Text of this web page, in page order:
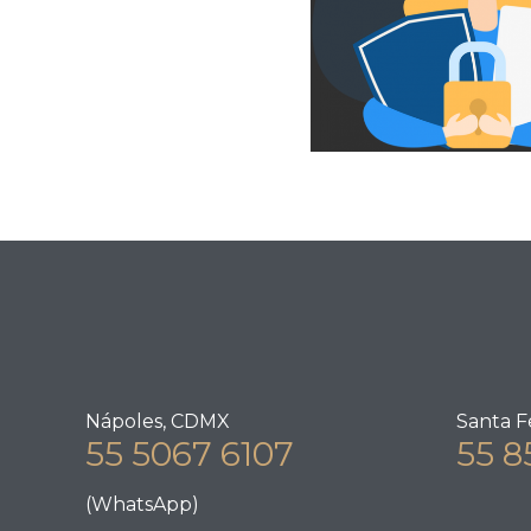
Nápoles, CDMX
55 5067 6107
(WhatsApp)
Santa
55